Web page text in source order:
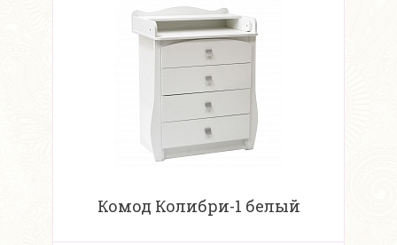
Комод Колибри-1 белый